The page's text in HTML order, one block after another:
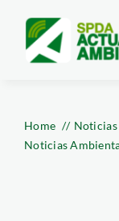
content
Home
Noticias
Noticias